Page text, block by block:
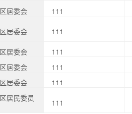
居委会 111
居委会 111
居委会 111
居委会 111
居委会 111
居民委员
111